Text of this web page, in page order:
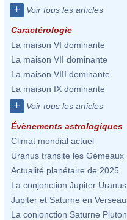
+ Voir tous les articles
Caractérologie
La maison VI dominante
La maison VII dominante
La maison VIII dominante
La maison IX dominante
+ Voir tous les articles
Évènements astrologiques
Climat mondial actuel
Uranus transite les Gémeaux
Actualité planétaire de 2025
La conjonction Jupiter Uranus
Jupiter et Saturne en Verseau
La conjonction Saturne Pluton